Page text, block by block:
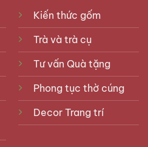
Kiến thức gốm
Trà và trà cụ
Tư vấn Quà tặng
Phong tục thờ cúng
Decor Trang trí